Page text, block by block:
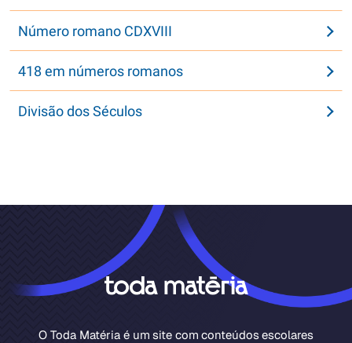
Número romano CDXVIII
418 em números romanos
Divisão dos Séculos
O Toda Matéria é um site com conteúdos escolares